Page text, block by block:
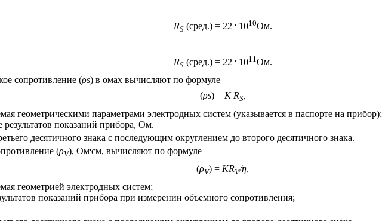
RS(сред.) = 22 .1010Ом.
RS(сред.) = 22 .1011 Ом.
сопротивление (ρs) в омах вычисляют по формуле
(ρs) = K RS,
геометрическими параметрами электродных систем (указывается в паспорте на прибор);
результатов показаний прибора, Ом.
десятичного знака с последующим округлением до второго десятичного знака.
(ρV), Ом.см, вычисляют по формуле
(ρV) = KRV/η,
геометрией электродных систем;
показаний прибора при измерении объемного сопротивления;